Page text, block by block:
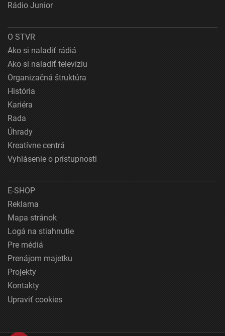
Rádio Junior
O STVR
Ako si naladiť rádiá
Ako si naladiť televíziu
Organizačná štruktúra
História
Kariéra
Rada
Úhrady
Kreatívne centrá
Vyhlásenie o prístupnosti
E-SHOP
Reklama
Mapa stránok
Logá na stiahnutie
Pre médiá
Prenájom majetku
Projekty
Kontakty
Upraviť cookies